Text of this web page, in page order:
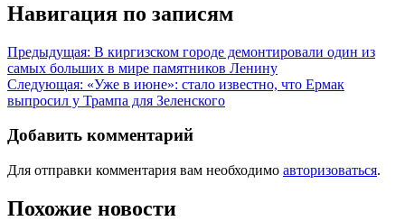
Навигация по записям
Предыдущая: В киргизском городе демонтировали один из
самых больших в мире памятников Ленину
Следующая: «Уже в июне»: стало известно, что Ермак
выпросил у Трампа для Зеленского
Добавить комментарий
Для отправки комментария вам необходимо авторизоваться.
Похожие новости